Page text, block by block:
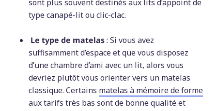
sont plus souvent destinés aux lits d’appoint de
type canapé-lit ou clic-clac.
Le type de matelas: Si vous avez
suffisamment d’espace et que vous disposez
d’une chambre d’ami avec un lit, alors vous
devriez plutôt vous orienter vers un matelas
classique. Certains matelas à mémoire de forme
aux tarifs très bas sont de bonne qualité et